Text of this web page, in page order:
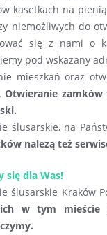
kasetkach na
niemożliwych do
się z nami o
pod wskazany
mieszkań oraz
Otwieranie
ślusarskie, na
nalezą też
się dla Was!
ślusarskie Kraków
w tym mieście